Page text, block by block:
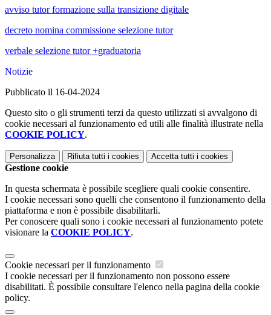
avviso tutor formazione sulla transizione digitale
decreto nomina commissione selezione tutor
verbale selezione tutor +graduatoria
Notizie
Pubblicato il 16-04-2024
Questo sito o gli strumenti terzi da questo utilizzati si avvalgono di
cookie necessari al funzionamento ed utili alle finalità illustrate nella
COOKIE POLICY.
Personalizza Rifiuta tutti i cookies Accetta tutti i cookies
Gestione cookie
In questa schermata è possibile scegliere quali cookie consentire.
I cookie necessari sono quelli che consentono il funzionamento della
piattaforma e non è possibile disabilitarli.
Per conoscere quali sono i cookie necessari al funzionamento potete
visionare la COOKIE POLICY.
Cookie necessari per il funzionamento
I cookie necessari per il funzionamento non possono essere
disabilitati. È possibile consultare l'elenco nella pagina della cookie
policy.